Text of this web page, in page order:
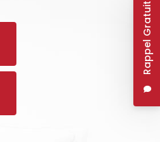
Rappel Gratuit